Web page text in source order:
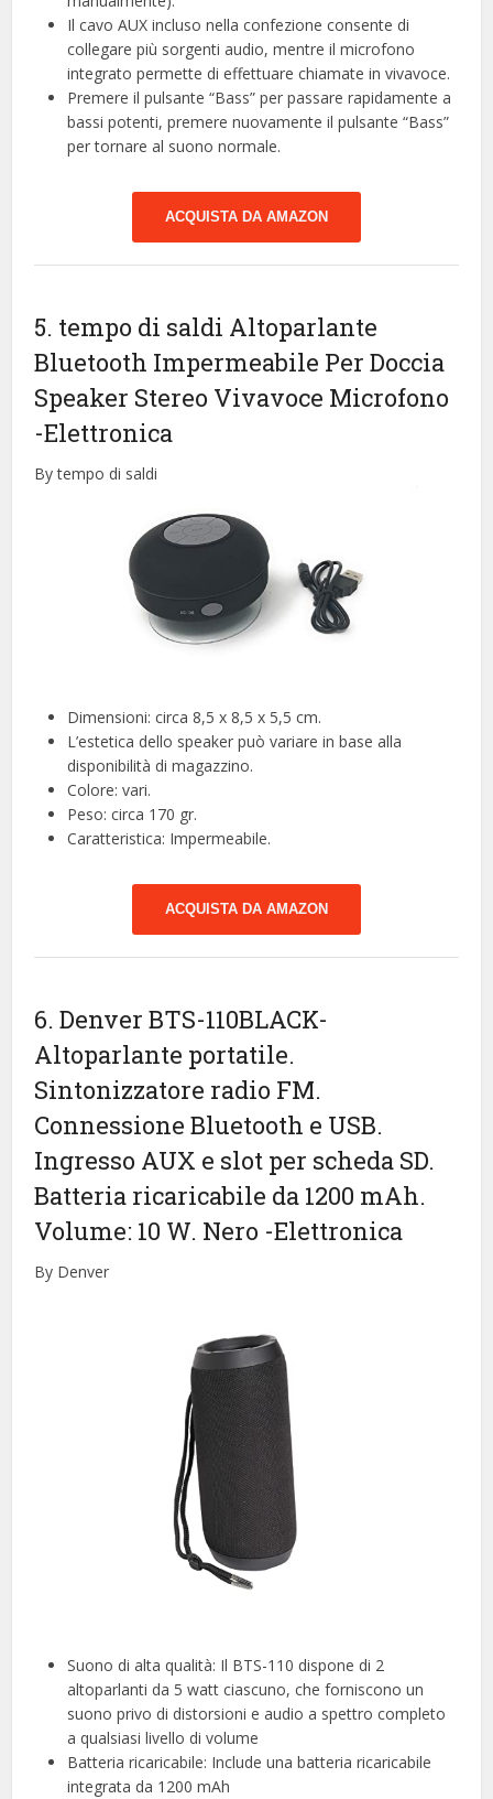
Il cavo AUX incluso nella confezione consente di
collegare più sorgenti audio, mentre il microfono
integrato permette di effettuare chiamate in vivavoce.
Premere il pulsante “Bass” per passare rapidamente a
bassi potenti, premere nuovamente il pulsante “Bass”
per tornare al suono normale.
ACQUISTA DA AMAZON
5. tempo di saldi Altoparlante
Bluetooth Impermeabile Per Doccia
Speaker Stereo Vivavoce Microfono
-Elettronica
By tempo di saldi
Dimensioni: circa 8,5 x 8,5 x 5,5 cm.
L’estetica dello speaker può variare in base alla
disponibilità di magazzino.
Colore: vari.
Peso: circa 170 gr.
Caratteristica: Impermeabile.
ACQUISTA DA AMAZON
6. Denver BTS-110BLACK-
Altoparlante portatile.
Sintonizzatore radio FM.
Connessione Bluetooth e USB.
Ingresso AUX e slot per scheda SD.
Batteria ricaricabile da 1200 mAh.
Volume: 10 W. Nero -Elettronica
By Denver
Suono di alta qualità: Il BTS-110 dispone di 2
altoparlanti da 5 watt ciascuno, che forniscono un
suono privo di distorsioni e audio a spettro completo
a qualsiasi livello di volume
Batteria ricaricabile: Include una batteria ricaricabile
integrata da 1200 mAh